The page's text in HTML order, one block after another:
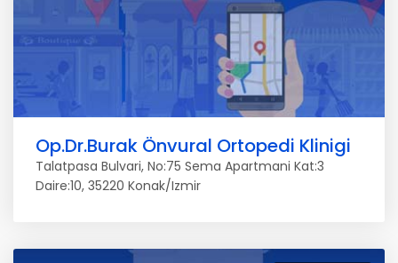
Op.Dr.Burak Önvural Ortopedi Klinigi
Talatpasa Bulvari, No:75 Sema Apartmani Kat:3
Daire:10, 35220 Konak/Izmir